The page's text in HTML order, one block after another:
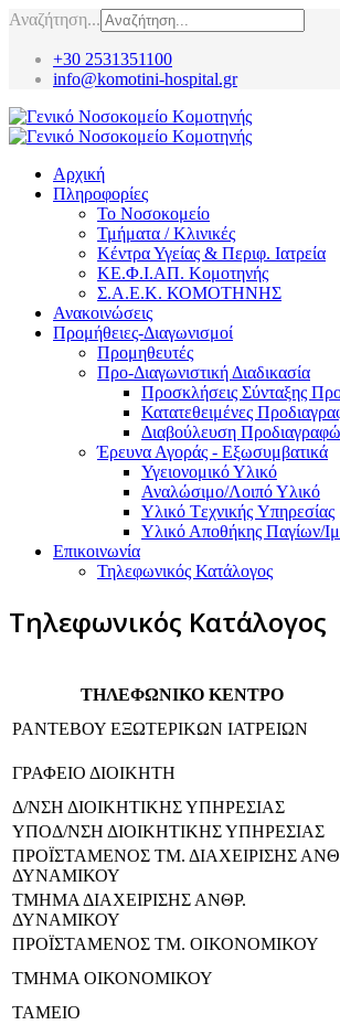
Αναζήτηση...
+30 2531351100
info@komotini-hospital.gr
Αρχική
Πληροφορίες
Το Νοσοκομείο
Τμήματα / Κλινικές
Κέντρα Υγείας & Περιφ. Ιατρεία
ΚΕ.Φ.Ι.ΑΠ. Κομοτηνής
Σ.Α.Ε.Κ. ΚΟΜΟΤΗΝΗΣ
Ανακοινώσεις
Προμήθειες-Διαγωνισμοί
Προμηθευτές
Προ-Διαγωνιστική Διαδικασία
Προσκλήσεις Σύνταξης
Κατατεθειμένες
Διαβούλευση
Έρευνα Αγοράς - Εξωσυμβατικά
Υγειονομικό Υλικό
Αναλώσιμο/Λοιπό Υλικό
Υλικό Tεχνικής Yπηρεσίας
Υλικό Αποθήκης Παγίων/
Επικοινωνία
Τηλεφωνικός Κατάλογος
Τηλεφωνικός Κατάλογος
ΤΗΛΕΦΩΝΙΚΟ ΚΕΝΤΡΟ
ΡΑΝΤΕΒΟΥ ΕΞΩΤΕΡΙΚΩΝ ΙΑΤΡΕΙΩΝ
ΓΡΑΦΕΙΟ ΔΙΟΙΚΗΤΗ
Δ/ΝΣΗ ΔΙΟΙΚΗΤΙΚΗΣ ΥΠΗΡΕΣΙΑΣ
ΥΠΟΔ/ΝΣΗ ΔΙΟΙΚΗΤΙΚΗΣ ΥΠΗΡΕΣΙΑΣ
ΠΡΟΪΣΤΑΜΕΝΟΣ ΤΜ. ΔΙΑΧΕΙΡΙΣΗΣ
ΔΥΝΑΜΙΚΟΥ
ΤΜΗΜΑ ΔΙΑΧΕΙΡΙΣΗΣ ΑΝΘΡ.
ΔΥΝΑΜΙΚΟΥ
ΠΡΟΪΣΤΑΜΕΝΟΣ ΤΜ. ΟΙΚΟΝΟΜΙΚΟΥ
ΤΜΗΜΑ ΟΙΚΟΝΟΜΙΚΟΥ
ΤΑΜΕΙΟ